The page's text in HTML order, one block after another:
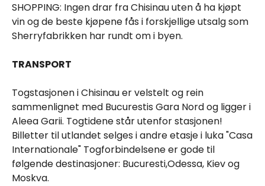
SHOPPING: Ingen drar fra Chisinau uten å ha kjøpt
vin og de beste kjøpene fås i forskjellige utsalg som
Sherryfabrikken har rundt om i byen.
TRANSPORT
Togstasjonen i Chisinau er velstelt og rein
sammenlignet med Bucurestis Gara Nord og ligger i
Aleea Garii. Togtidene står utenfor stasjonen!
Billetter til utlandet selges i andre etasje i luka "Casa
Internationale" Togforbindelsene er gode til
følgende destinasjoner: Bucuresti,Odessa, Kiev og
Moskva.